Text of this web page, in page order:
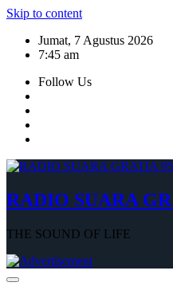
Skip to content
Jumat, 7 Agustus 2026
7:45 am
Follow Us
RADIO SUARA
THE SOUND OF LIFE